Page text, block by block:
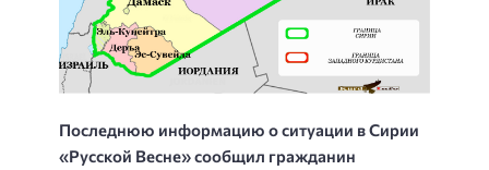
Последнюю информацию о ситуации в Сирии
«Русской Весне» сообщил гражданин